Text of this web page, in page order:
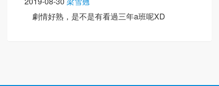
劇情好熟，是不是有看過三年a班呢XD